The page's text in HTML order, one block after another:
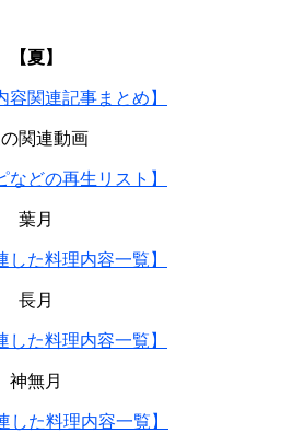
【夏】
容関連記事まとめ】
関連動画
などの再生リスト】
葉月
した料理内容一覧】
長月
した料理内容一覧】
神無月
した料理内容一覧】